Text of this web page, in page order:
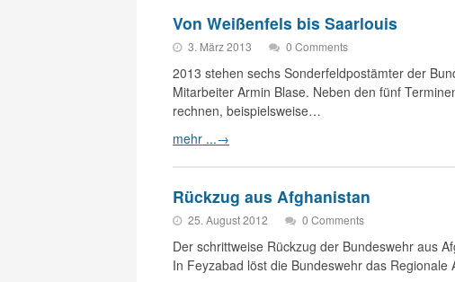
Von Weißenfels bis Saarlouis
3. März 2013 0 Comments
2013 stehen sechs Sonderfeldpostämter der
Mitarbeiter Armin Blase. Neben den fünf
rechnen, beispielsweise…
mehr ...→
Rückzug aus Afghanistan
25. August 2012 0 Comments
Der schrittweise Rückzug der Bundeswehr aus
In Feyzabad löst die Bundeswehr das